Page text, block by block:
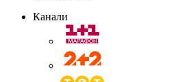
Канали